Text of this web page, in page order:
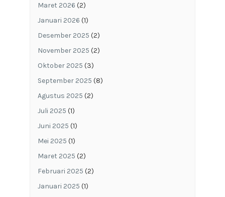
Maret 2026 (2)
Januari 2026 (1)
Desember 2025 (2)
November 2025 (2)
Oktober 2025 (3)
September 2025 (8)
Agustus 2025 (2)
Juli 2025 (1)
Juni 2025 (1)
Mei 2025 (1)
Maret 2025 (2)
Februari 2025 (2)
Januari 2025 (1)